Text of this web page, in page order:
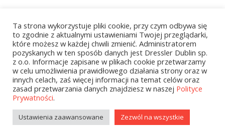
Kategorie
zobacz wszystkie
Kolekcje Biedronka
Ta strona wykorzystuje pliki cookie, przy czym odbywa się
to zgodnie z aktualnymi ustawieniami Twojej przeglądarki,
które możesz w każdej chwili zmienić. Administratorem
pozyskanych w ten sposób danych jest Dressler Dublin sp.
z o.o. Informacje zapisane w plikach cookie przetwarzamy
w celu umożliwienia prawidłowego działania strony oraz w
innych celach, zaś więcej informacji na temat celów oraz
zasad przetwarzania danych znajdziesz w naszej Polityce
Prywatności.
Ustawienia zaawansowane Zezwól na wszystkie